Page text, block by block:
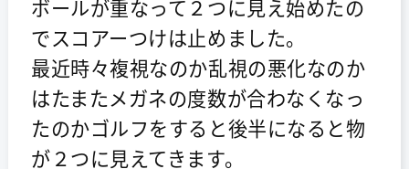
ボールが重なって２つに見え始めたの
でスコアーつけは止めました。
最近時々複視なのか乱視の悪化なのか
はたまたメガネの度数が合わなくなっ
たのかゴルフをすると後半になると物
が２つに見えてきます。